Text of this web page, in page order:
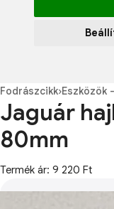
Fodrászcikk›Eszközök
Jaguár
80mm
Termék ár: 9 220 Ft